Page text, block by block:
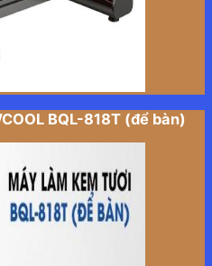
BQL-818T (để bàn)